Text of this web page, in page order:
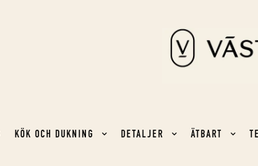
KÖK OCH DUKNING DETALJER ÄTBART